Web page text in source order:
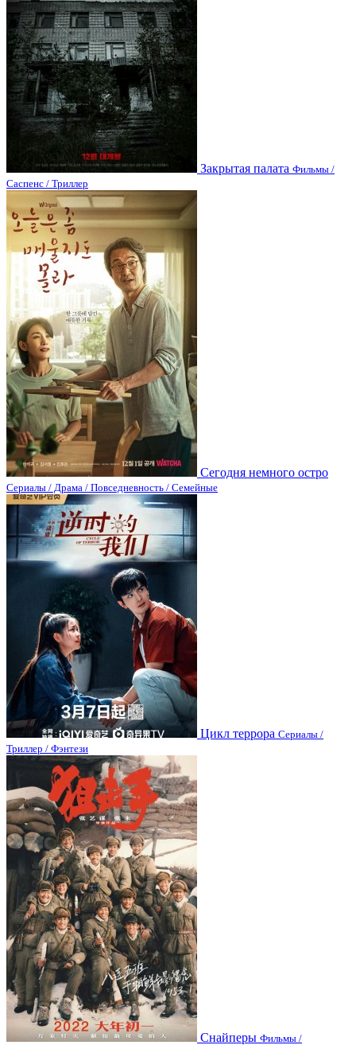
Закрытая палата Фильмы /
Саспенс / Триллер
Сегодня немного остро
Сериалы / Драма / Повседневность / Семейные
Цикл террора Сериалы /
Триллер / Фэнтези
Снайперы Фильмы /